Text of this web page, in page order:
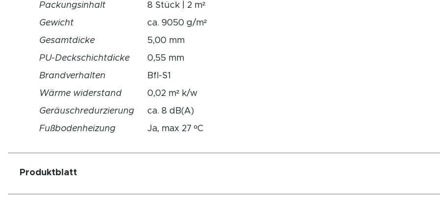
Packungsinhalt
8 Stück | 2 m²
Gewicht
ca. 9050 g/m²
Gesamtdicke
5,00 mm
PU-Deckschichtdicke
0,55 mm
Brandverhalten
Bfl-S1
Wärme widerstand
0,02 m² k/w
Geräuschredurzierung
ca. 8 dB(A)
Fußbodenheizung
Ja, max 27 ºC
Produktblatt